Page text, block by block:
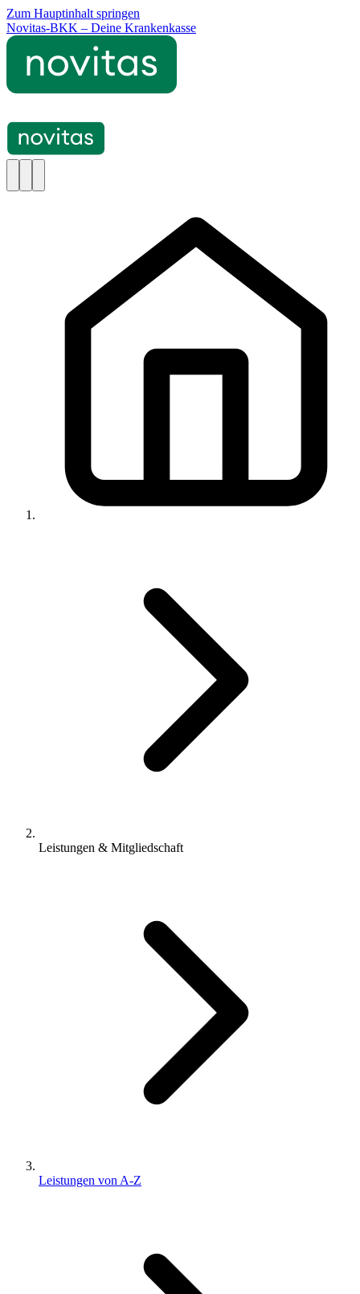
Zum Hauptinhalt springen
Novitas-BKK – Deine Krankenkasse
Leistungen & Mitgliedschaft
Leistungen von A-Z